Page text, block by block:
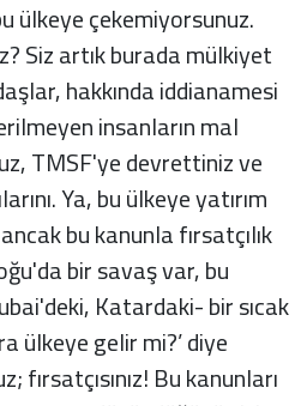
ülkeye çekemiyorsunuz.
Siz artık burada mülkiyet
hakkında iddianamesi
insanların mal
TMSF'ye devrettiniz ve
Ya, bu ülkeye yatırım
bu kanunla fırsatçılık
bir savaş var, bu
Katardaki- bir sıcak
ülkeye gelir mi?’ diye
fırsatçısınız! Bu kanunları